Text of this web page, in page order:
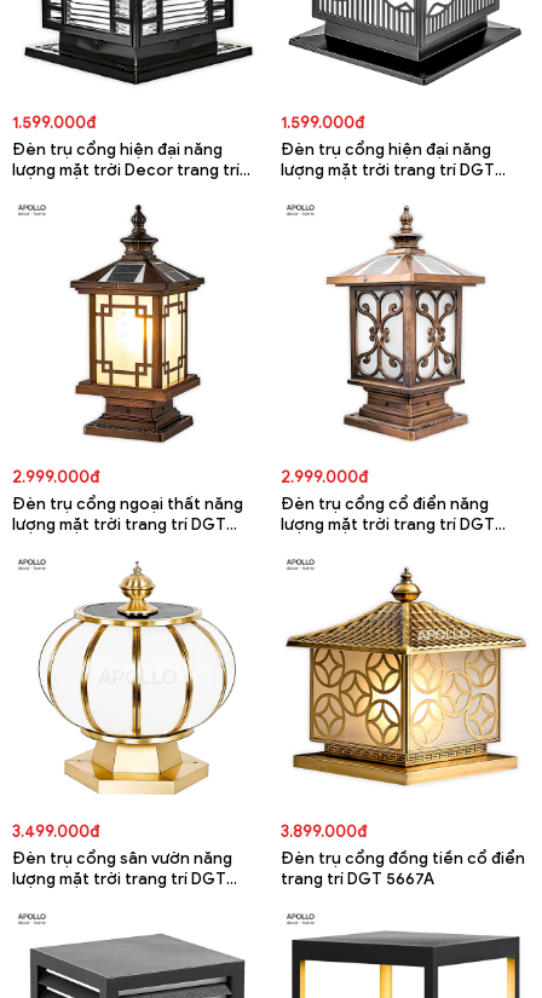
1.599.000đ
Đèn trụ cổng hiện đại năng
lượng mặt trời Decor trang trí
1.599.000đ
Đèn trụ cổng hiện đại năng
lượng mặt trời trang trí DGT
2.999.000đ
Đèn trụ cổng ngoại thất năng
lượng mặt trời trang trí DGT
2.999.000đ
Đèn trụ cổng cổ điển năng
lượng mặt trời trang trí DGT
3.499.000đ
Đèn trụ cổng sân vườn năng
lượng mặt trời trang trí DGT
3.899.000đ
Đèn trụ cổng đồng tiền cổ điển
trang trí DGT 5667A